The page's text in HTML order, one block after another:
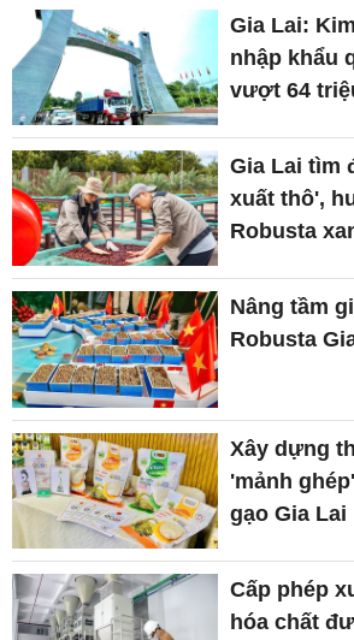
Gia Lai:
nhập khẩu
vượt 64
Gia Lai tìm
xuất thô',
Robusta
Nâng tầm
Robusta
Xây dựng
'mảnh
gạo Gia Lai
Cấp phép
hóa chất